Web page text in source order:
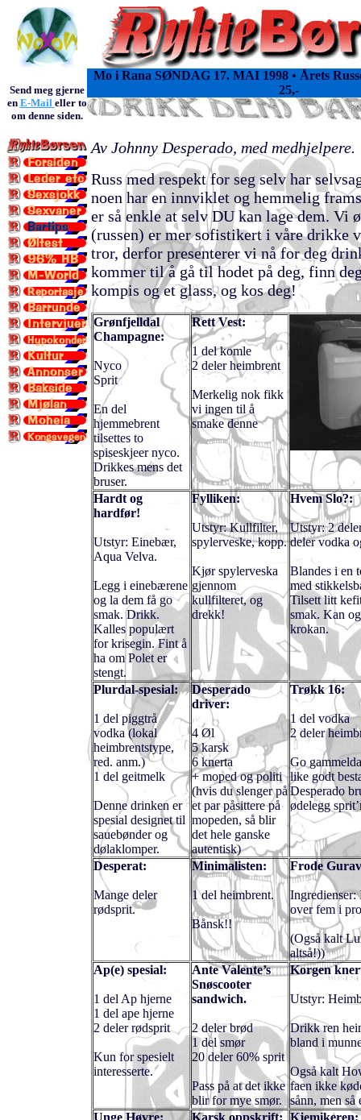
Send meg gjerne
en E-Mail eller to
om denne siden.
Mo i Rana SØNDAG 17. MAI 1998 • Årets
25,-
Av Johnny Desperado, med medhjelpere.
Russ med respekt for seg selv har
noen har en innviklet og hemmelig
er så enkle at selv DU kan lage dem. Vi
(russen) er mer sofistikert i våre drikke
tror, derfor presenterer vi nå for deg
kommer til å gå til hodet på deg, finn
kompis og et glass, og kos deg!
Grønfjelldal
Champagne:
Nyco
Sprit
En del
hjemmebrent
tilsettes to
spiseskjeer nyco.
Drikkes mens det
bruser.
Rett Vest:
1 del komle
2 deler heimbrent
Merkelig nok fikk
vi ingen til å
smake denne
Hardt og
hardfør!
Utstyr: Einebær,
Aqua Velva.
Legg i einebærene
og la dem få go
smak. Drikk.
Kalles populært
for krisegin. Fint å
ha om Polet er
stengt.
Fylliken:
Utstyr: Kullfilter,
spylerveske, kopp.
Kjør spylerveska
gjennom
kullfilteret, og
drekk!
Hvem Slo?:
Utstyr: 2
deler vodka
Blandes i en
med
Tilsett litt
smak. Kan
krokan.
Plurdal-spesial:
1 del piggtrå
vodka (lokal
heimbrentstype,
red. anm.)
1 del geitmelk
Denne drinken er
spesial designet til
sauebønder og
dølaklomper.
Desperado
driver:
4 Øl
5 karsk
6 knerta
+ moped og politi
(hvis du slenger på
et par påsittere på
mopeden, så blir
det hele ganske
autentisk)
Trøkk 16:
1 del vodka
2 deler
Go
like godt
Desperado
ødelegg
Desperat:
Mange deler
rødsprit.
Minimalisten:
1 del heimbrent.
Bånsk!!
Frode
Ingredienser:
over fem i
(Også kalt
altså!))
Ap(e) spesial:
1 del Ap hjerne
1 del ape hjerne
2 deler rødsprit
Kun for spesielt
interesserte.
Ante Valente’s
Snøscooter
sandwich.
2 deler brød
1 del smør
20 deler 60% sprit
Pass på at det ikke
blir for mye smør.
Korgen
Utstyr:
Drikk ren
bland i
Også kalt
faen ikke
sånn, men
Unge Høyre:
Karsk oppskrift: Kjemikeren: